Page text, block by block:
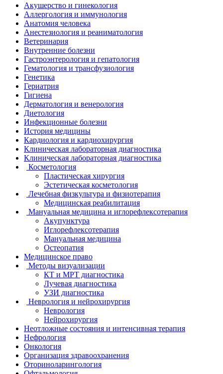
Акушерство и гинекология
Аллергология и иммунология
Анатомия человека
Анестезиология и реаниматология
Ветеринария
Внутренние болезни
Гастроэнтерология и гепатология
Гематология и трансфузиология
Генетика
Гериатрия
Гигиена
Дерматология и венерология
Диетология
Инфекционные болезни
История медицины
Кардиология и кардиохирургия
Клиническая лабораторная диагностика
Клиническая лабораторная диагностика
Косметология
Пластическая хирургия
Эстетическая косметология
Лечебная физкультура и физиотерапия
Медицинская реабилитация
Мануальная медицина и иглорефлексотерапия
Акупунктура
Иглорефлексотерапия
Мануальная медицина
Остеопатия
Медицинское право
Методы визуализации
КТ и МРТ диагностика
Лучевая диагностика
УЗИ диагностика
Неврология и нейрохирургия
Неврология
Нейрохирургия
Неотложные состояния и интенсивная терапия
Нефрология
Онкология
Организация здравоохранения
Оториноларингология